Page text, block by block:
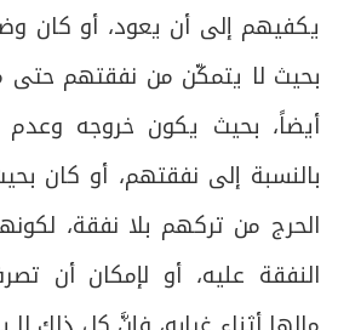
يكفيهم إلى أن يعود، أو كان
بحيث لا يتمكّن من نفقتهم حتى
أيضاً، بحيث يكون خروجه
بالنسبة إلى نفقتهم، أو كان
الحرج من تركهم بلا نفقة،
النفقة عليه، أو لإمكان أن
ص
50 الواجب الأول: رمي جمرة
51 فرعٌ: في مستحبات رمي
ص
52
الواجب الثاني: الذبح أو
الواجب وأحكامه
ص
53 أولاً: في صفات الهدي